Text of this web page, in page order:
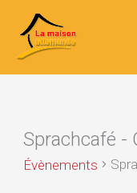
contenu
Sprachcafé -
Évènements